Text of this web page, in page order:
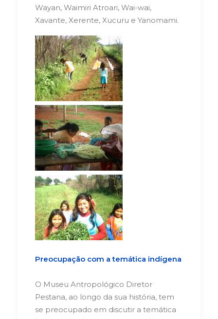
Wayan, Waimiri Atroari, Wai-wai,
Xavante, Xerente, Xucuru e Yanomami.
Preocupação com a temática indígena
O Museu Antropológico Diretor
Pestana, ao longo da sua história, tem
se preocupado em discutir a temática